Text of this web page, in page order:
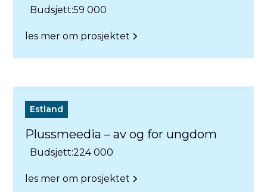
Budsjett:59 000
les mer om prosjektet
Estland
Plussmeedia – av og for ungdom
Budsjett:224 000
les mer om prosjektet